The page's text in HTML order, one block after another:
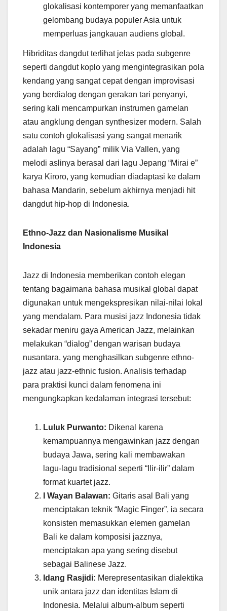
glokalisasi kontemporer yang memanfaatkan
gelombang budaya populer Asia untuk
memperluas jangkauan audiens global.
Hibriditas dangdut terlihat jelas pada subgenre
seperti dangdut koplo yang mengintegrasikan pola
kendang yang sangat cepat dengan improvisasi
yang berdialog dengan gerakan tari penyanyi,
sering kali mencampurkan instrumen gamelan
atau angklung dengan synthesizer modern. Salah
satu contoh glokalisasi yang sangat menarik
adalah lagu “Sayang” milik Via Vallen, yang
melodi aslinya berasal dari lagu Jepang “Mirai e”
karya Kiroro, yang kemudian diadaptasi ke dalam
bahasa Mandarin, sebelum akhirnya menjadi hit
dangdut hip-hop di Indonesia.
Ethno-Jazz dan Nasionalisme Musikal
Indonesia
Jazz di Indonesia memberikan contoh elegan
tentang bagaimana bahasa musikal global dapat
digunakan untuk mengekspresikan nilai-nilai lokal
yang mendalam. Para musisi jazz Indonesia tidak
sekadar meniru gaya American Jazz, melainkan
melakukan “dialog” dengan warisan budaya
nusantara, yang menghasilkan subgenre ethno-
jazz atau jazz-ethnic fusion. Analisis terhadap
para praktisi kunci dalam fenomena ini
mengungkapkan kedalaman integrasi tersebut:
Luluk Purwanto: Dikenal karena
kemampuannya mengawinkan jazz dengan
budaya Jawa, sering kali membawakan
lagu-lagu tradisional seperti “Ilir-ilir” dalam
format kuartet jazz.
I Wayan Balawan: Gitaris asal Bali yang
menciptakan teknik “Magic Finger”, ia secara
konsisten memasukkan elemen gamelan
Bali ke dalam komposisi jazznya,
menciptakan apa yang sering disebut
sebagai Balinese Jazz.
Idang Rasjidi: Merepresentasikan dialektika
unik antara jazz dan identitas Islam di
Indonesia. Melalui album-album seperti